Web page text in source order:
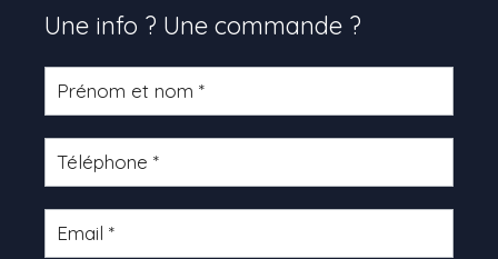
Une info ? Une commande ?
Formulaire
produit